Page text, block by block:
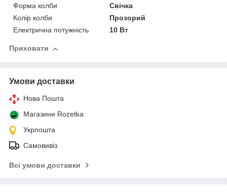
Форма колби
Свічка
Колір колби
Прозорий
Електрична потужність
10 Вт
Приховати
Умови доставки
Нова Пошта
Магазини Rozetka
Укрпошта
Самовивіз
Всі умови доставки